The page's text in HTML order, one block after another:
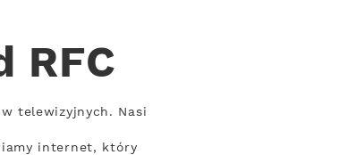
RFC
telewizyjnych. Nasi
internet, który